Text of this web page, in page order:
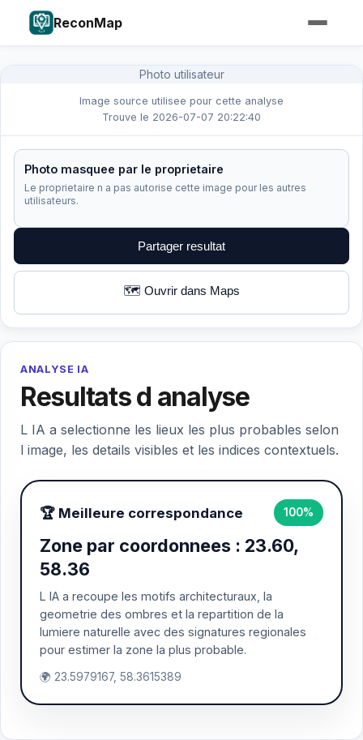
ReconMap
Photo utilisateur
Image source utilisee pour cette analyse
Trouve le 2026-07-07 20:22:40
Photo masquee par le proprietaire
Le proprietaire n a pas autorise cette image pour les autres
utilisateurs.
Partager resultat
🗺️ Ouvrir dans Maps
ANALYSE IA
Resultats d analyse
L IA a selectionne les lieux les plus probables selon
l image, les details visibles et les indices contextuels.
🏆 Meilleure correspondance 100%
Zone par coordonnees : 23.60,
58.36
L IA a recoupe les motifs architecturaux, la
geometrie des ombres et la repartition de la
lumiere naturelle avec des signatures regionales
pour estimer la zone la plus probable.
🌍 23.5979167, 58.3615389